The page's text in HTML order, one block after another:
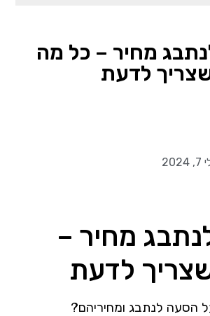
מחיר – כל מה
לדעת
מחיר –
לדעת
הסעה לנתבג ומחיריהם?